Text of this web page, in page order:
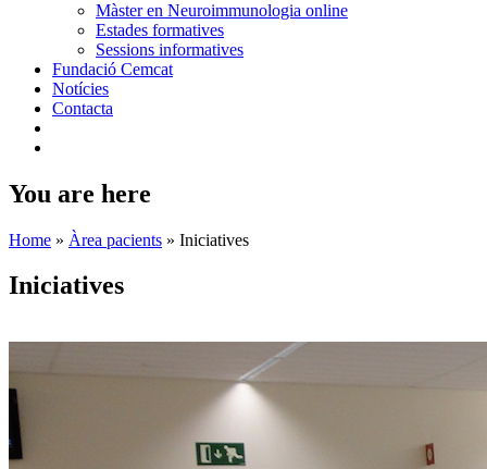
Màster en Neuroimmunologia online
Estades formatives
Sessions informatives
Fundació Cemcat
Notícies
Contacta
You are here
Home » Àrea pacients » Iniciatives
Iniciatives